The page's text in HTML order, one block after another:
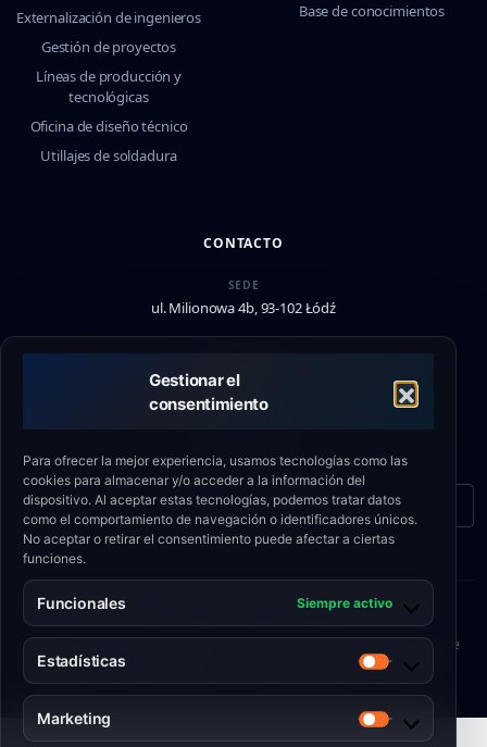
Gestionar el
consentimiento
Para ofrecer la mejor experiencia, usamos tecnologías como las
cookies para almacenar y/o acceder a la información del
dispositivo. Al aceptar estas tecnologías, podemos tratar datos
como el comportamiento de navegación o identificadores únicos.
No aceptar o retirar el consentimiento puede afectar a ciertas
funciones.
Funcionales Siempre activo
Estadísticas
Estadísticas
Marketing
Marketing
Externalización de ingenieros
Gestión de proyectos
Líneas de producción y
tecnológicas
Oficina de diseño técnico
Utillajes de soldadura
Base de conocimientos
CONTACTO
SEDE
ul. Milionowa 4b, 93-102 Łódź
+48 790 336 664
EMAIL
Formulario de contacto
© 2026 Engineering Shield Sp. z o.o.
Política de
cookies
•
Política de
•
Reglamento del
•
Política de
calidad